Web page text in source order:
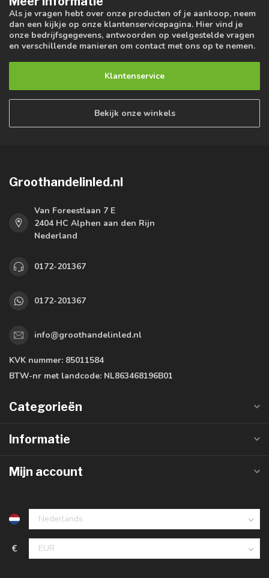
Als je vragen hebt over onze producten of je aankoop, neem
dan een kijkje op onze klantenservicepagina. Hier vind je
onze bedrijfsgegevens, antwoorden op veelgestelde vragen
en verschillende manieren om contact met ons op te nemen.
Klantenservice
Bekijk onze winkels
Groothandelinled.nl
Van Foreestlaan 7 E
2404 HC Alphen aan den Rijn
Nederland
0172-201367
0172-201367
info@groothandelinled.nl
KVK nummer: 85011584
BTW-nr met landcode: NL863468196B01
Categorieën
Informatie
Mijn account
€